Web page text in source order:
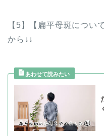
【5】【扁平母斑につい
から↓↓